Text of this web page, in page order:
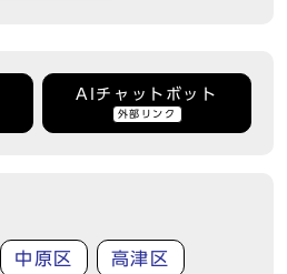
AIチャットボット
外部リンク
中原区 高津区